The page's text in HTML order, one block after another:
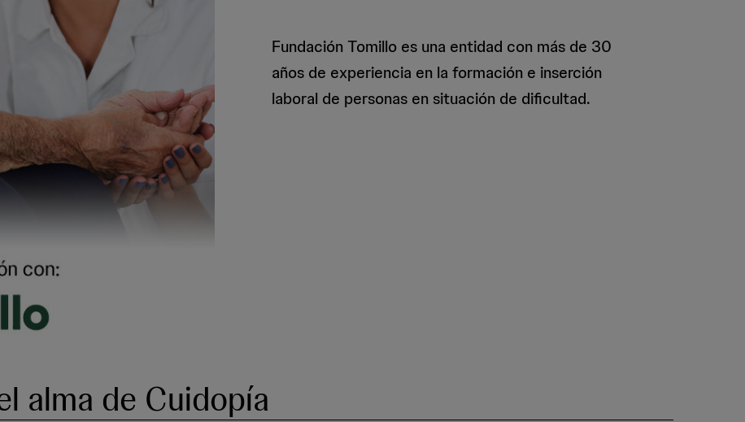
Fundación Tomillo es una entidad con más de 30
años de experiencia en la formación e inserción
laboral de personas en situación de dificultad.
alma de Cuidopía